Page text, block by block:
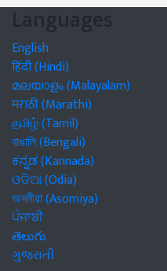
Languages
English
हिंदी (Hindi)
മലയാളം (Malayalam)
मराठी (Marathi)
தமிழ் (Tamil)
বাঙালি (Bengali)
ಕನ್ನಡ (Kannada)
ଓଡିଆ (Odia)
অসমীয়া (Asomiya)
ਪੰਜਾਬੀ
తెలుగు
ગુજરાતી